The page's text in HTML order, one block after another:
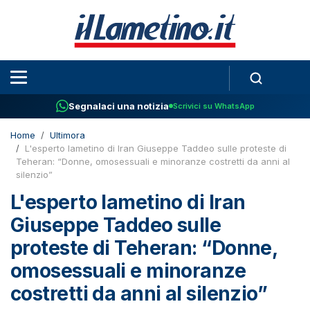
Segnalaci una notizia Scrivici su WhatsApp
Home
Ultimora
L'esperto lametino di Iran Giuseppe Taddeo sulle proteste di
Teheran: “Donne, omosessuali e minoranze costretti da anni al
silenzio”
L'esperto lametino di Iran
Giuseppe Taddeo sulle
proteste di Teheran: “Donne,
omosessuali e minoranze
costretti da anni al silenzio”